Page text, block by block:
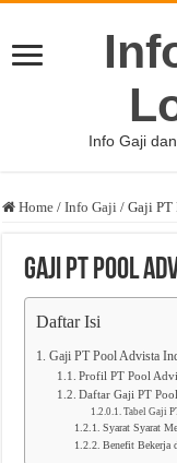
Info Gaji
Home / Info Gaji / Gaji PT
Gaji PT Pool
Daftar Isi
Gaji PT Pool Advista
Profil PT Pool
Daftar Gaji PT
Tabel Gaji
Syarat Syarat
Benefit Bekerja